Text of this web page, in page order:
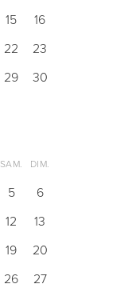
15
16
22
23
29
30
SAM. DIM.
5
6
12
13
19
20
26
27